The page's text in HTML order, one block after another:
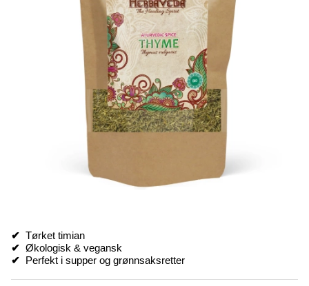
✔ Tørket timian
✔ Økologisk & vegansk
✔ Perfekt i supper og grønnsaksretter